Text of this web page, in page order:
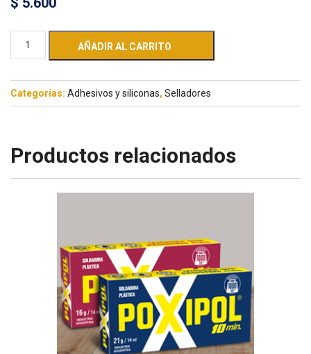
AÑADIR AL CARRITO
Categorías: Adhesivos y siliconas, Selladores
Productos relacionados